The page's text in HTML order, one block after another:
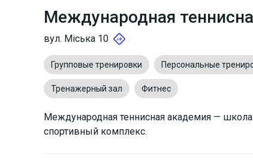
Международная
вул. Міська 10
Групповые тренировки Персональные
Тренажерный зал Фитнес
Международная теннисная академия —
спортивный комплекс.